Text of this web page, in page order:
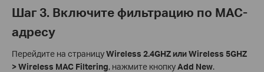
Шаг 3. Включите фильтрацию по MAC-
адресу
Перейдите на страницуWireless 2.4GHZ или Wireless 5GHZ
> Wireless MAC Filtering, нажмите кнопкуAdd New.